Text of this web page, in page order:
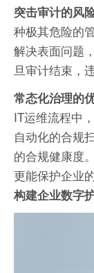
突击审计的风
种极其危险的
解决表面问题
旦审计结束，
常态化治理的
IT运维流程中
自动化的合规
的合规健康度
更能保护企业
构建企业数字